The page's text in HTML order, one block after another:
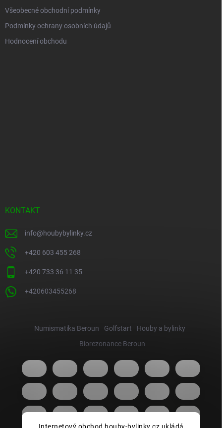
Všeobecné obchodní podmínky
Podmínky ochrany osobních údajů
Hodnocení obchodu
KONTAKT
info@houbybylinky.cz
+420 603 455 268
+420 733 36 11 35
+420603455268
Numismatika Beroun Golfstart
Houby a bylinky
Biorezonance Beroun